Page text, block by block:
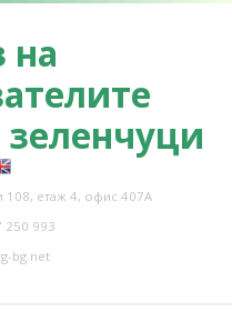
на
108, етаж 4, офис 407А
250 993
bg.net